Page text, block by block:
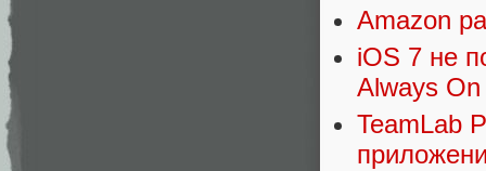
Amazon
iOS 7 не
Always On
TeamLab